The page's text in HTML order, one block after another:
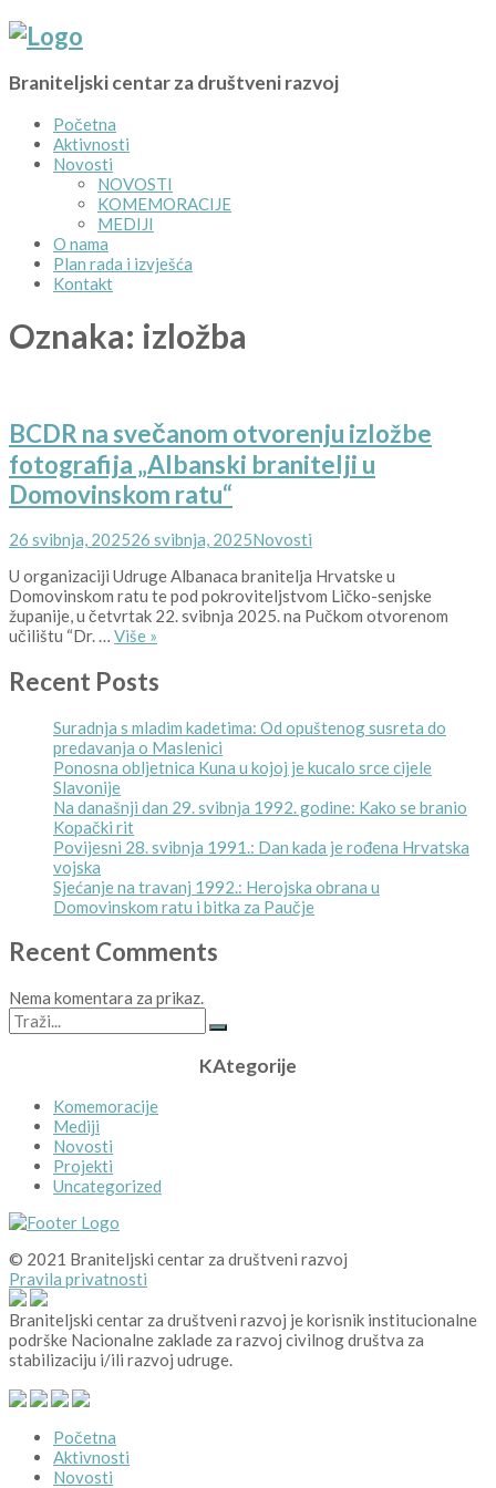
Braniteljski centar za društveni razvoj
Početna
Aktivnosti
Novosti
NOVOSTI
KOMEMORACIJE
MEDIJI
O nama
Plan rada i izvješća
Kontakt
Oznaka: izložba
BCDR na svečanom otvorenju izložbe
fotografija „Albanski branitelji u
Domovinskom ratu“
Posted
26 svibnja, 202526 svibnja, 2025Kategorije
Novosti
U organizaciji Udruge Albanaca branitelja Hrvatske u
Domovinskom ratu te pod pokroviteljstvom Ličko-senjske
županije, u četvrtak 22. svibnja 2025. na Pučkom otvorenom
učilištu “Dr. … Više BCDR
svečanom
otvorenju
fotografija
„Albanski
branitelji
Domovinskom
»
Recent Posts
Suradnja s mladim kadetima: Od opuštenog susreta do
predavanja o Maslenici
Ponosna obljetnica Kuna u kojoj je kucalo srce cijele
Slavonije
Na današnji dan 29. svibnja 1992. godine: Kako se branio
Kopački rit
Povijesni 28. svibnja 1991.: Dan kada je rođena Hrvatska
vojska
Sjećanje na travanj 1992.: Herojska obrana u
Domovinskom ratu i bitka za Paučje
Recent Comments
Nema komentara za prikaz.
KAtegorije
Komemoracije
Mediji
Novosti
Projekti
Uncategorized
© 2021 Braniteljski centar za društveni razvoj
Pravila privatnosti
Braniteljski centar za društveni razvoj je korisnik institucionalne
podrške Nacionalne zaklade za razvoj civilnog društva za
stabilizaciju i/ili razvoj udruge.
Početna
Aktivnosti
Novosti